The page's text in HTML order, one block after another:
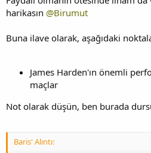
harikasın @Birumut
Buna ilave olarak, aşağıdaki
James Harden'ın önemli
maçlar
Not olarak düşün, ben burada
Baris' Alıntı: